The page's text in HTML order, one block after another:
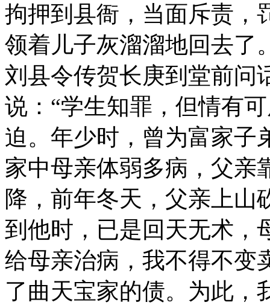
拘押到县衙，当面斥责，
领着儿子灰溜溜地回去了
刘县令传贺长庚到堂前问
说：“学生知罪，但情有
迫。年少时，曾为富家子
家中母亲体弱多病，父亲
降，前年冬天，父亲上山
到他时，已是回天无术，
给母亲治病，我不得不变
了曲天宝家的债。为此，